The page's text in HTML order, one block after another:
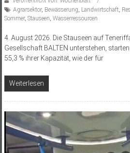
Agrarsektor, Bewässerung, Landwirtschaft,
Sommer, Stauseen, Wasserressourcen
4. August 2026. Die Stauseen auf
Gesellschaft BALTEN unterstehen,
55,3 % ihrer Kapazität, wie der für
Weiterlesen